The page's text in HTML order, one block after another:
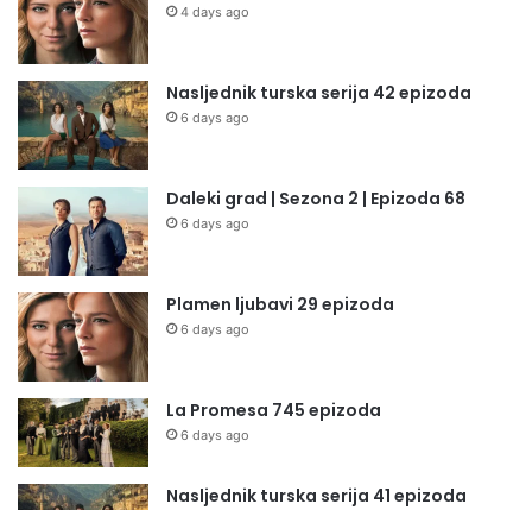
4 days ago
Nasljednik turska serija 42 epizoda
6 days ago
Daleki grad | Sezona 2 | Epizoda 68
6 days ago
Plamen ljubavi 29 epizoda
6 days ago
La Promesa 745 epizoda
6 days ago
Nasljednik turska serija 41 epizoda